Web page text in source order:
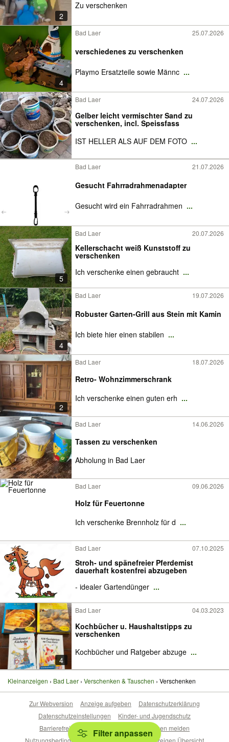
2
Zu verschenken
4
Bad Laer 25.07.2026
verschiedenes zu verschenken
Playmo Ersatzteile sowie Männc ...
Bad Laer 24.07.2026
Gelber leicht vermischter Sand zu
verschenken, incl. Speissfass
IST HELLER ALS AUF DEM FOTO ...
Bad Laer 21.07.2026
Gesucht Fahrradrahmenadapter
Gesucht wird ein Fahrradrahmen ...
5
Bad Laer 20.07.2026
Kellerschacht weiß Kunststoff zu
verschenken
Ich verschenke einen gebraucht ...
4
Bad Laer 19.07.2026
Robuster Garten-Grill aus Stein mit Kamin
Ich biete hier einen stabilen ...
2
Bad Laer 18.07.2026
Retro- Wohnzimmerschrank
Ich verschenke einen guten erh ...
Bad Laer 14.06.2026
Tassen zu verschenken
Abholung in Bad Laer
Bad Laer 09.06.2026
Holz für Feuertonne
Ich verschenke Brennholz für d ...
Bad Laer 07.10.2025
Stroh- und spänefreier Pferdemist
dauerhaft kostenfrei abzugeben
- idealer Gartendünger ...
4
Bad Laer 04.03.2023
Kochbücher u. Haushaltstipps zu
verschenken
Kochbücher und Ratgeber abzuge ...
Kleinanzeigen Bad Laer Verschenken & Tauschen Verschenken
Filter anpassen
Zur Webversion Anzeige aufgeben
Datenschutzerklärung
Datenschutzeinstellungen
Kinder- und Jugendschutz
Barrierefreiheitserklärung
Sicherheitslücken melden
Nutzungsbedingungen
Beliebte Suchen Anzeigen Übersicht